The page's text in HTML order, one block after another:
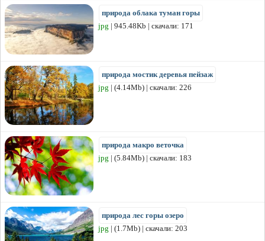
природа облака туман горы
jpg | 945.48Kb | скачали: 171
природа мостик деревья пейзаж
jpg | (4.14Mb) | скачали: 226
природа макро веточка
jpg | (5.84Mb) | скачали: 183
природа лес горы озеро
jpg | (1.7Mb) | скачали: 203